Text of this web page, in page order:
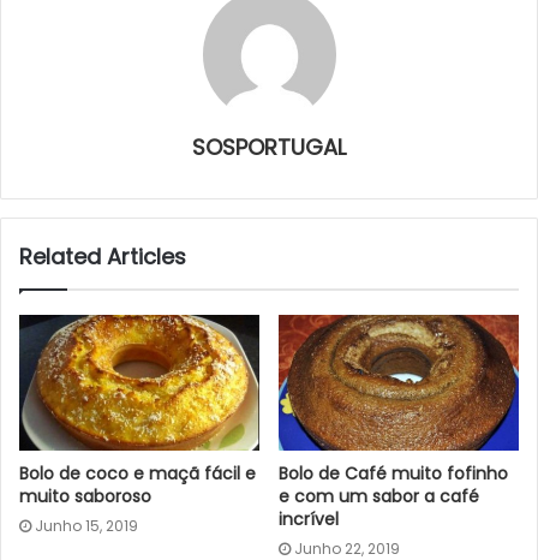
SOSPORTUGAL
Related Articles
Bolo de coco e maçã fácil e
muito saboroso
Junho 15, 2019
Bolo de Café muito fofinho
e com um sabor a café
incrível
Junho 22, 2019